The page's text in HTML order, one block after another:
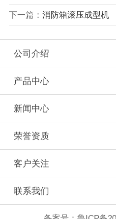
下一篇： 消防箱滚压成型机
公司介绍
产品中心
新闻中心
荣誉资质
客户关注
联系我们